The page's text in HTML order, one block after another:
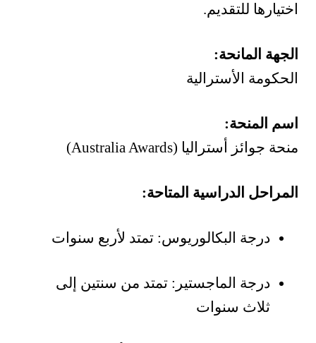
اختيارها للتقديم.
الجهة المانحة:
الحكومة الأسترالية
اسم المنحة:
منحة جوائز أستراليا (Australia Awards)
المراحل الدراسية المتاحة:
درجة البكالوريوس: تمتد لأربع سنوات
درجة الماجستير: تمتد من سنتين إلى
ثلاث سنوات